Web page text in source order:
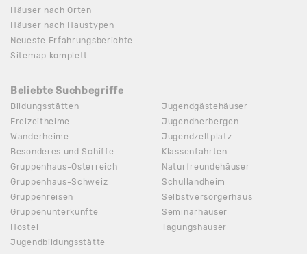
Häuser nach Orten
Häuser nach Haustypen
Neueste Erfahrungsberichte
Sitemap komplett
Beliebte Suchbegriffe
Bildungsstätten
Freizeitheime
Wanderheime
Besonderes und Schiffe
Gruppenhaus-Österreich
Gruppenhaus-Schweiz
Gruppenreisen
Gruppenunterkünfte
Hostel
Jugendbildungsstätte
Jugendgästehäuser
Jugendherbergen
Jugendzeltplatz
Klassenfahrten
Naturfreundehäuser
Schullandheim
Selbstversorgerhaus
Seminarhäuser
Tagungshäuser